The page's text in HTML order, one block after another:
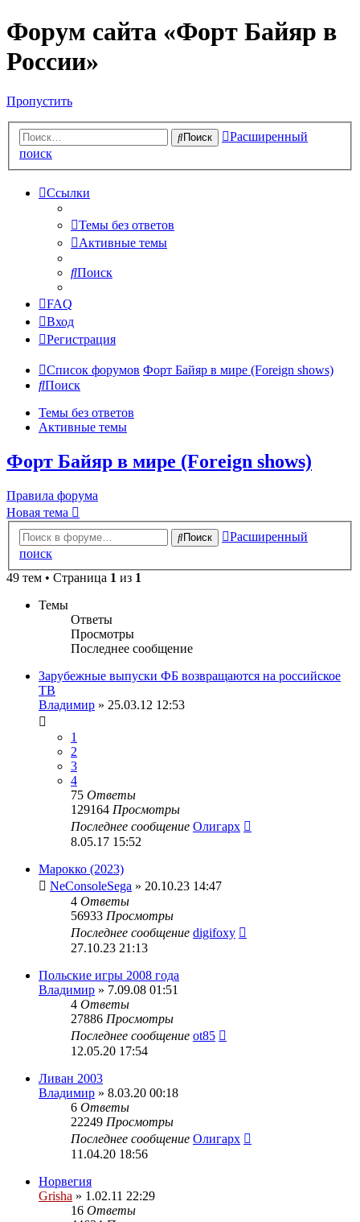
Форум сайта «Форт Байяр в
России»
Пропустить
Поиск
Расширенный
поиск
Ссылки
Темы без ответов
Активные темы
Поиск
FAQ
Вход
Регистрация
Список форумов Форт Байяр в мире (Foreign shows)
Поиск
Темы без ответов
Активные темы
Форт Байяр в мире (Foreign shows)
Правила форума
Новая тема
Поиск
Расширенный
поиск
49 тем • Страница 1 из 1
Темы
Ответы
Просмотры
Последнее сообщение
Зарубежные выпуски ФБ возвращаются на российское
ТВ
Владимир » 25.03.12 12:53
1
2
3
4
75 Ответы
129164 Просмотры
Последнее сообщение Олигарх
8.05.17 15:52
Марокко (2023)
NeConsoleSega » 20.10.23 14:47
4 Ответы
56933 Просмотры
Последнее сообщение digifoxy
27.10.23 21:13
Польские игры 2008 года
Владимир » 7.09.08 01:51
4 Ответы
27886 Просмотры
Последнее сообщение ot85
12.05.20 17:54
Ливан 2003
Владимир » 8.03.20 00:18
6 Ответы
22249 Просмотры
Последнее сообщение Олигарх
11.04.20 18:56
Норвегия
Grisha » 1.02.11 22:29
16 Ответы